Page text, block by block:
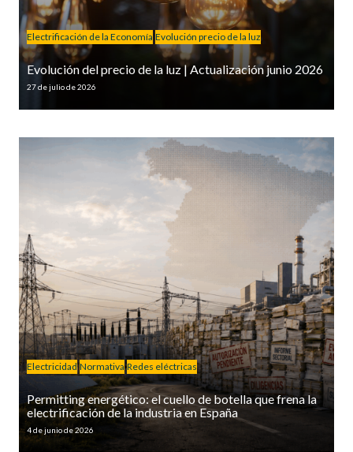
Electrificación de la Economía Evolución precio de la luz
Evolución del precio de la luz | Actualización junio 2026
27 de julio de 2026
Electricidad Normativa Redes eléctricas
Permitting energético: el cuello de botella que frena la
electrificación de la industria en España
4 de junio de 2026